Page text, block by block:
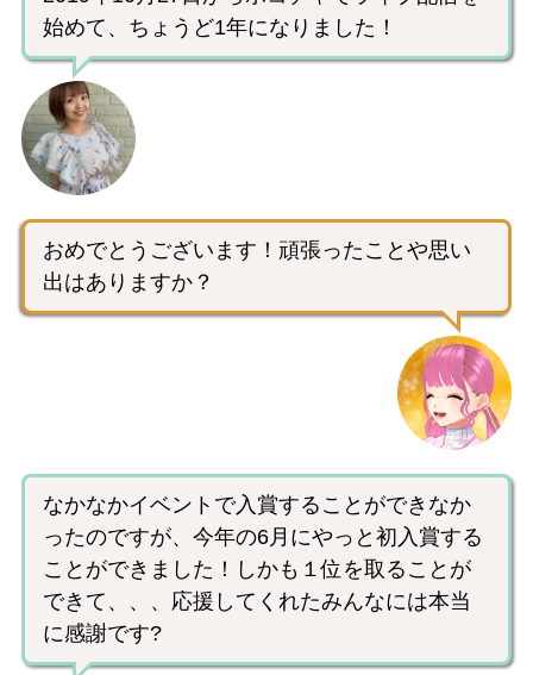
始めて、ちょうど1年になりました！
おめでとうございます！頑張ったことや思い
出はありますか？
なかなかイベントで入賞することができなか
ったのですが、今年の6月にやっと初入賞する
ことができました！しかも１位を取ることが
できて、、、応援してくれたみんなには本当
に感謝です?